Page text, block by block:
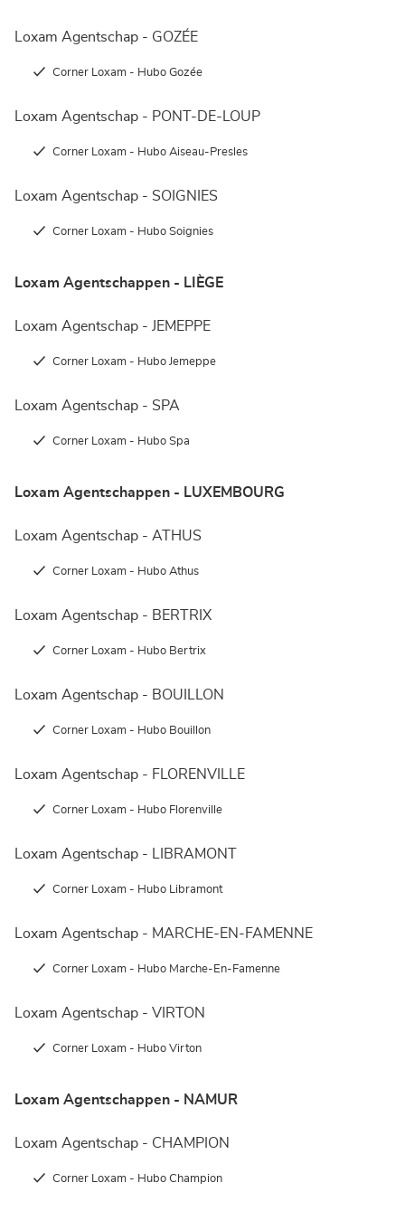
Loxam Agentschap - GOZÉE
Corner Loxam - Hubo Gozée
Loxam Agentschap - PONT-DE-LOUP
Corner Loxam - Hubo Aiseau-Presles
Loxam Agentschap - SOIGNIES
Corner Loxam - Hubo Soignies
Loxam Agentschappen - LIÈGE
Loxam Agentschap - JEMEPPE
Corner Loxam - Hubo Jemeppe
Loxam Agentschap - SPA
Corner Loxam - Hubo Spa
Loxam Agentschappen - LUXEMBOURG
Loxam Agentschap - ATHUS
Corner Loxam - Hubo Athus
Loxam Agentschap - BERTRIX
Corner Loxam - Hubo Bertrix
Loxam Agentschap - BOUILLON
Corner Loxam - Hubo Bouillon
Loxam Agentschap - FLORENVILLE
Corner Loxam - Hubo Florenville
Loxam Agentschap - LIBRAMONT
Corner Loxam - Hubo Libramont
Loxam Agentschap - MARCHE-EN-FAMENNE
Corner Loxam - Hubo Marche-En-Famenne
Loxam Agentschap - VIRTON
Corner Loxam - Hubo Virton
Loxam Agentschappen - NAMUR
Loxam Agentschap - CHAMPION
Corner Loxam - Hubo Champion